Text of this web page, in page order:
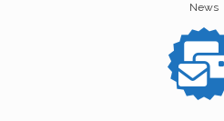
News